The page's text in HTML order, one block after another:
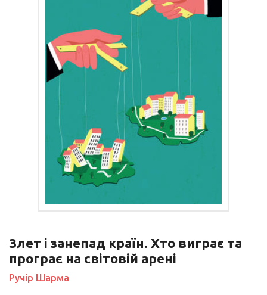
Злет і занепад країн. Хто виграє та
програє на світовій арені
Ручір Шарма